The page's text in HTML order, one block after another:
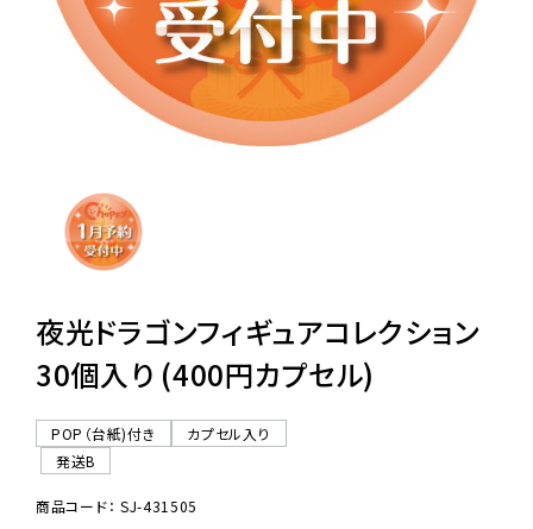
レンタル
景品・玩具・文具
販促用カプセルトイ
ご利用ガイド
06-6282-7659
夜光ドラゴンフィギュアコレクション
30個入り (400円カプセル)
POP（台紙)付き
カプセル入り
発送B
商品コード： SJ-431505